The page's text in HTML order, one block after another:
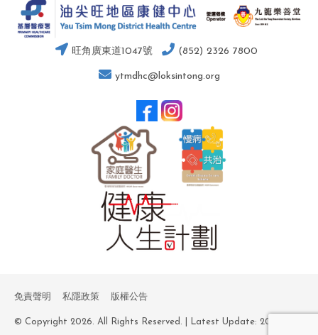
旺角廣東道1047號 (852) 2326 7800
ytmdhc@loksintong.org
免責聲明 私隱政策 版權公告
© Copyright 2026. All Rights Reserved. | Latest Update: 2026-03-